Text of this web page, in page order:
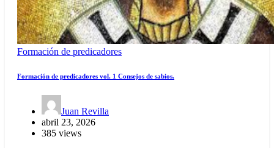
Formación de predicadores
Formación de predicadores vol. 1 Consejos de sabios.
Juan Revilla
abril 23, 2026
385 views